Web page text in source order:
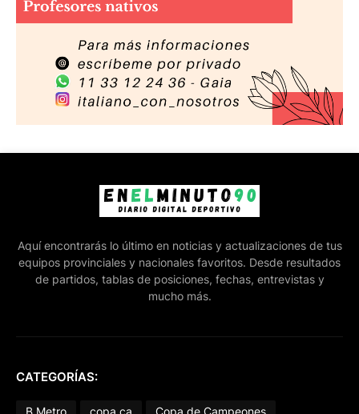
Aquí encontrarás lo último en noticias y actualizaciones de tus
equipos provinciales y nacionales favoritos. Desde resultados
de partidos, tablas de posiciones, fechas, entrevistas y
mucho más.
CATEGORÍAS: